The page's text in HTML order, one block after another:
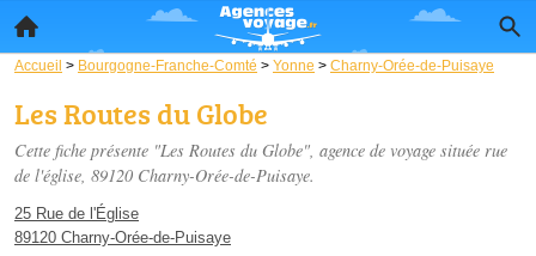
Accueil > Bourgogne-Franche-Comté > Yonne > Charny-Orée-de-Puisaye
Les Routes du Globe
Cette fiche présente "Les Routes du Globe", agence de voyage située rue
de l'église, 89120 Charny-Orée-de-Puisaye.
25 Rue de l'Église
89120 Charny-Orée-de-Puisaye